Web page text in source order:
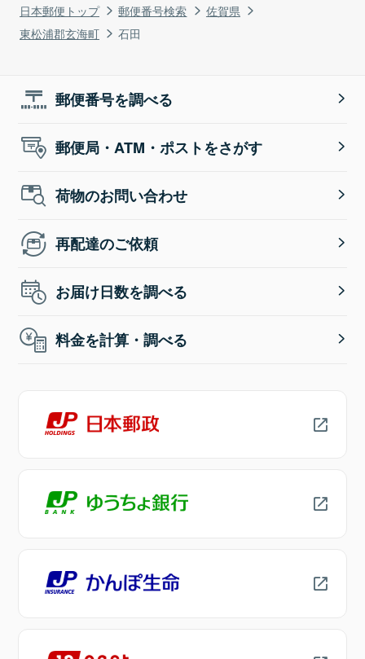
日本郵便トップ 郵便番号検索
佐賀県
東松浦郡玄海町
石田
郵便番号を調べる
郵便局・ATM・ポストをさがす
荷物のお問い合わせ
再配達のご依頼
お届け日数を調べる
料金を計算・調べる